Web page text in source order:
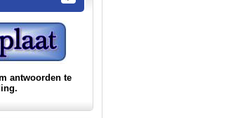
antwoorden te